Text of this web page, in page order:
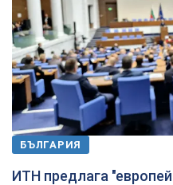
БЪЛГАРИЯ
ИТН предлага